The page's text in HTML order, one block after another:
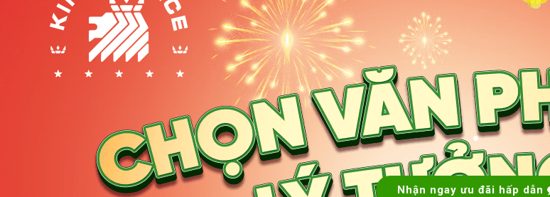
Văn phòng trọn gói Share Office Bình Tân
Vị trí là yếu tố quan trọng tạo nên sự khác biệt của văn phòng Share Office Bình Tân– thuận lợi
giao thông, kết nối trung tâm và khu vực kinh doanh phát triển:
Nằm trênđường Vành Đai Trong, dễ dàng di chuyển đến Quận 6, Quận 8, Quận 12, và kết nối
vào trung tâm TP.HCM qua các trục chính.
.
.
Nhận ngay ưu đãi hấp dẫn